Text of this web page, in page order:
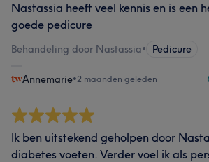
Nastassia heeft veel kennis en is een
goede pedicure
Behandeling door Nastassia• Pedicure
Annemarie•2 maanden geleden
Ik ben uitstekend geholpen door
diabetes voeten. Verder voel ik als